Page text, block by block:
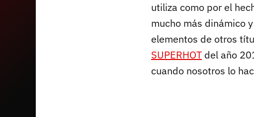
utiliza como por el
mucho más dinámico
elementos de otros
SUPERHOT del año
cuando nosotros lo